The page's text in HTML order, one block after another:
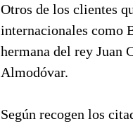
Otros de los clientes
internacionales como
hermana del rey Juan
Almodóvar.
Según recogen los